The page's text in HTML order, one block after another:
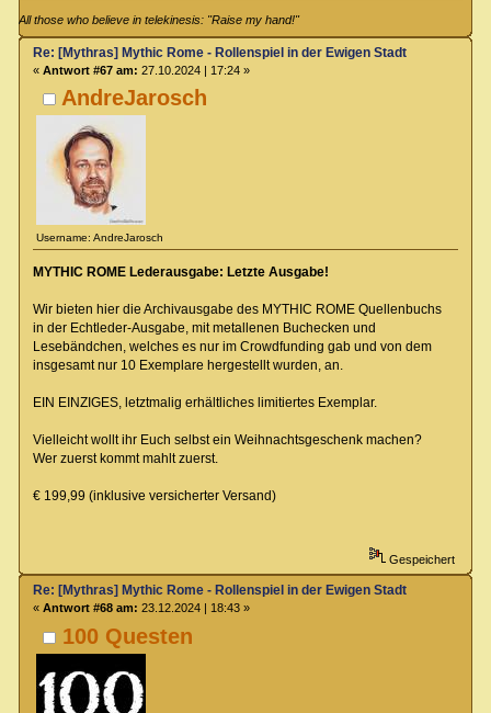
All those who believe in telekinesis: "Raise my hand!"
AndreJarosch
Username: AndreJarosch
Re: [Mythras] Mythic Rome - Rollenspiel in der Ewigen Stadt
« Antwort #67 am: 27.10.2024 | 17:24 »
MYTHIC ROME Lederausgabe: Letzte Ausgabe!
Wir bieten hier die Archivausgabe des MYTHIC ROME Quellenbuchs
in der Echtleder-Ausgabe, mit metallenen Buchecken und
Lesebändchen, welches es nur im Crowdfunding gab und von dem
insgesamt nur 10 Exemplare hergestellt wurden, an.
EIN EINZIGES, letztmalig erhältliches limitiertes Exemplar.
Vielleicht wollt ihr Euch selbst ein Weihnachtsgeschenk machen?
Wer zuerst kommt mahlt zuerst.
€ 199,99 (inklusive versicherter Versand)
Gespeichert
100 Questen
Re: [Mythras] Mythic Rome - Rollenspiel in der Ewigen Stadt
« Antwort #68 am: 23.12.2024 | 18:43 »